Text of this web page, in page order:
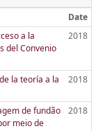
Date
a la
del Convenio
2018
la teoría a la
2018
de fundão
meio de
2018